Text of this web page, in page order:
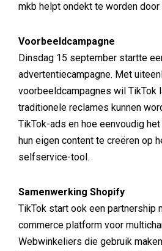
mkb helpt ondekt te worden door
Voorbeeldcampagne
Dinsdag 15 september startte
advertentiecampagne. Met
voorbeeldcampagnes wil TikTok
traditionele reclames kunnen
TikTok-ads en hoe eenvoudig
hun eigen content te creëren op
selfservice-tool.
Samenwerking Shopify
TikTok start ook een partnership
commerce platform voor
Webwinkeliers die gebruik